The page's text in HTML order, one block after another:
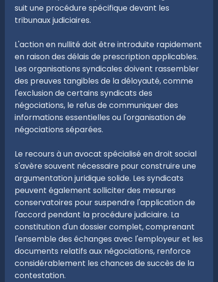
suit une procédure spécifique devant les
tribunaux judiciaires.
L'action en nullité doit être introduite rapidement
en raison des délais de prescription applicables.
Les organisations syndicales doivent rassembler
des preuves tangibles de la déloyauté, comme
l'exclusion de certains syndicats des
négociations, le refus de communiquer des
informations essentielles ou l'organisation de
négociations séparées.
Le recours à un avocat spécialisé en droit social
s'avère souvent nécessaire pour construire une
argumentation juridique solide. Les syndicats
peuvent également solliciter des mesures
conservatoires pour suspendre l'application de
l'accord pendant la procédure judiciaire. La
constitution d'un dossier complet, comprenant
l'ensemble des échanges avec l'employeur et les
documents relatifs aux négociations, renforce
considérablement les chances de succès de la
contestation.